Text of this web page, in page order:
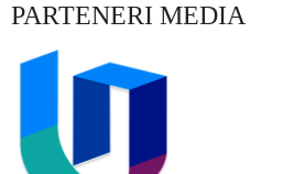
PARTENERI MEDIA